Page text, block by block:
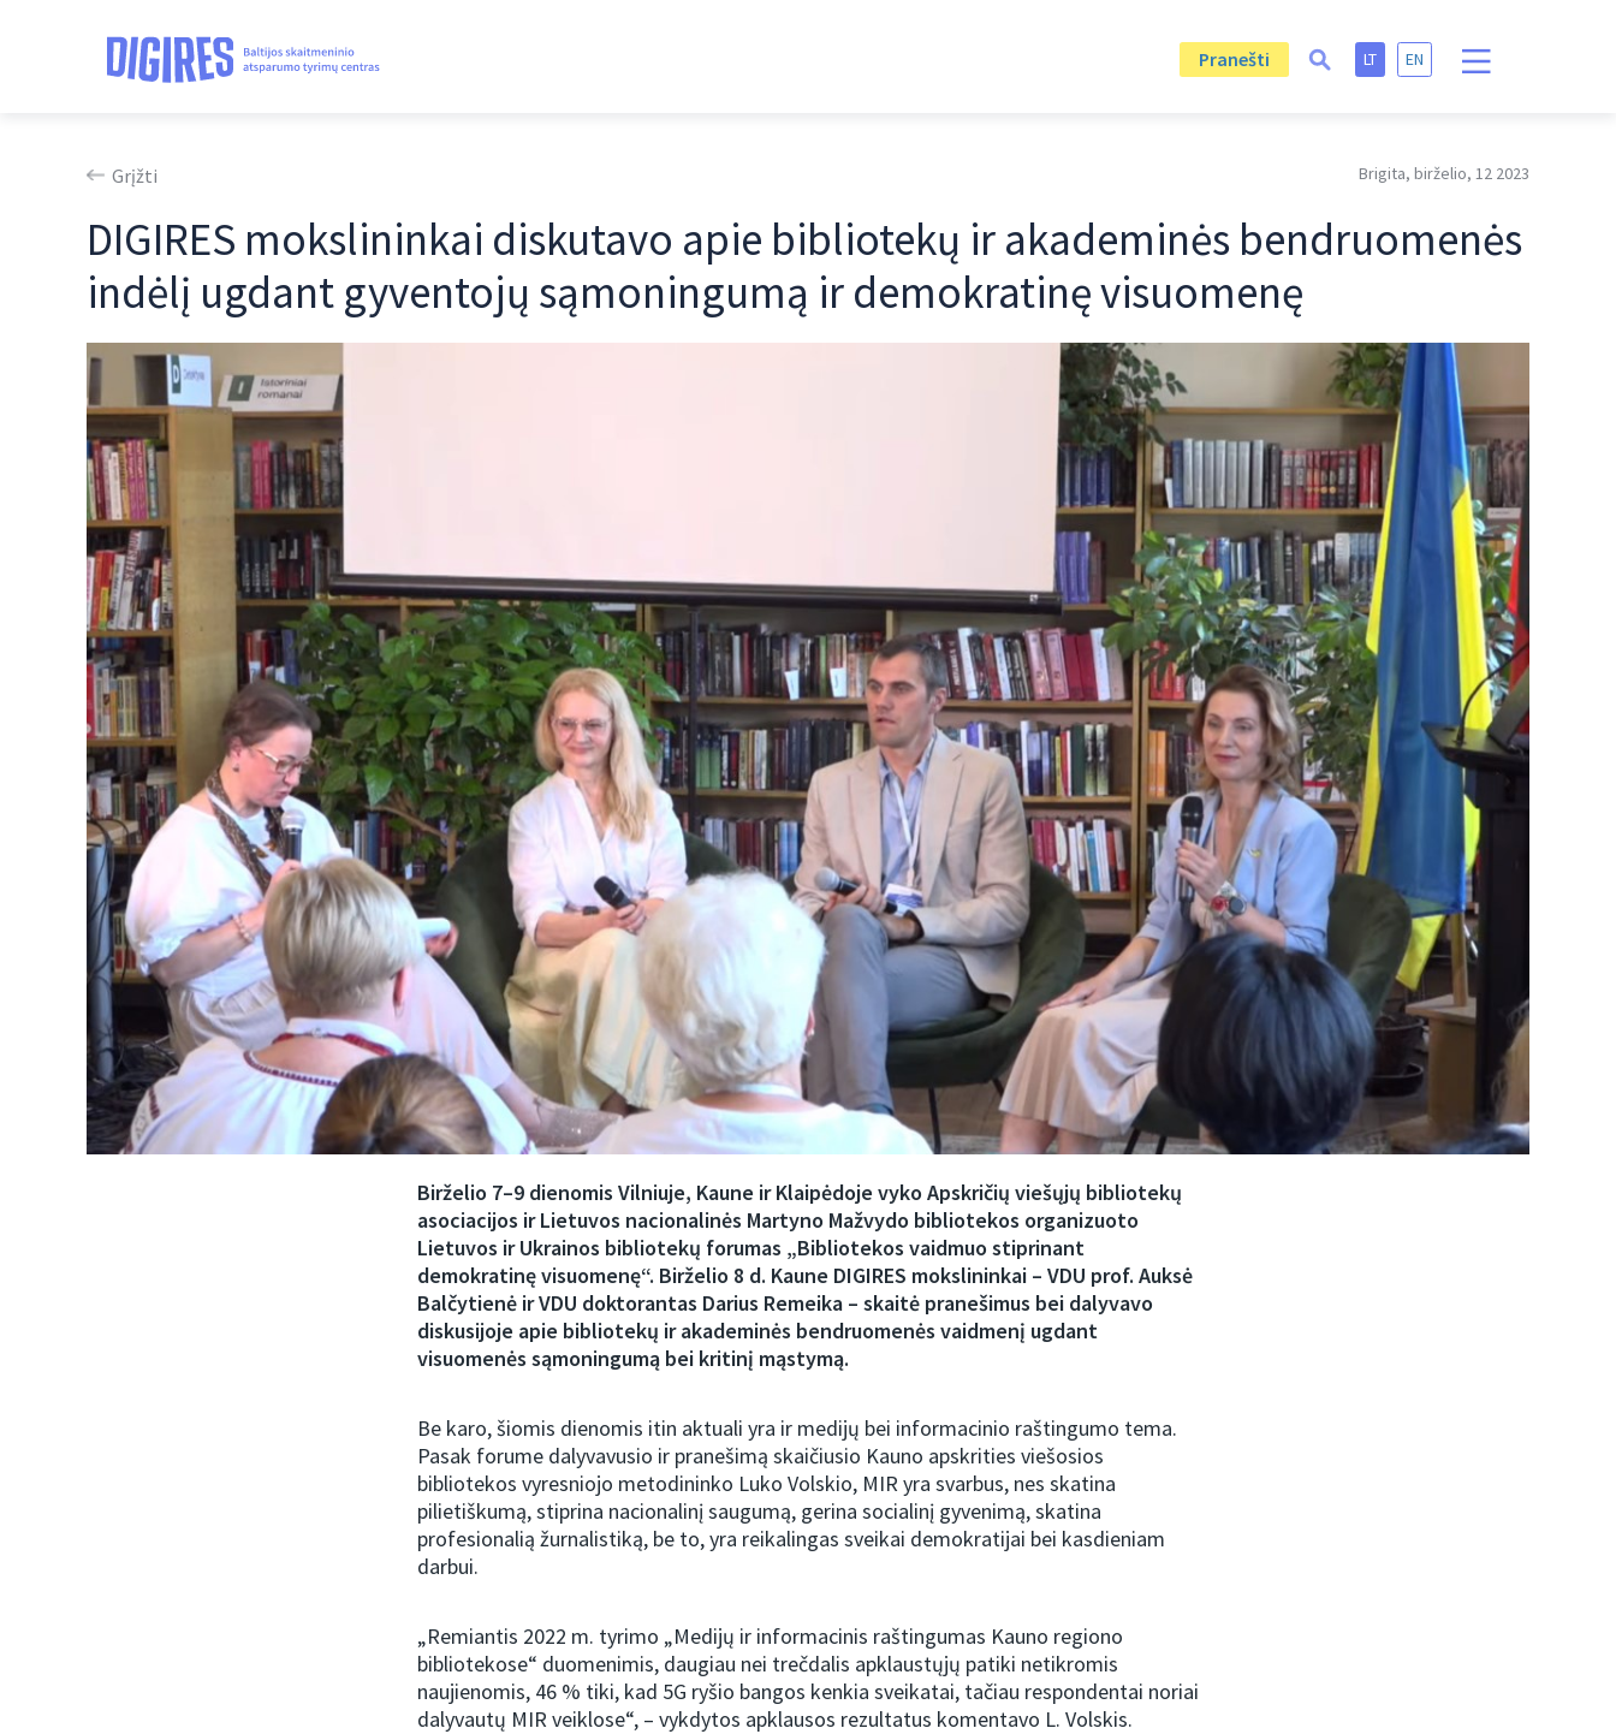
Pranešti LT EN
Grįžti Brigita, birželio, 12 2023
DIGIRES mokslininkai diskutavo apie bibliotekų ir akademinės bendruomenės
indėlį ugdant gyventojų sąmoningumą ir demokratinę visuomenę
Birželio 7–9 dienomis Vilniuje, Kaune ir Klaipėdoje vyko Apskričių viešųjų bibliotekų
asociacijos ir Lietuvos nacionalinės Martyno Mažvydo bibliotekos organizuoto
Lietuvos ir Ukrainos bibliotekų forumas „Bibliotekos vaidmuo stiprinant
demokratinę visuomenę“. Birželio 8 d. Kaune DIGIRES mokslininkai – VDU prof. Auksė
Balčytienė ir VDU doktorantas Darius Remeika – skaitė pranešimus bei dalyvavo
diskusijoje apie bibliotekų ir akademinės bendruomenės vaidmenį ugdant
visuomenės sąmoningumą bei kritinį mąstymą.
Be karo, šiomis dienomis itin aktuali yra ir medijų bei informacinio raštingumo tema.
Pasak forume dalyvavusio ir pranešimą skaičiusio Kauno apskrities viešosios
bibliotekos vyresniojo metodininko Luko Volskio, MIR yra svarbus, nes skatina
pilietiškumą, stiprina nacionalinį saugumą, gerina socialinį gyvenimą, skatina
profesionalią žurnalistiką, be to, yra reikalingas sveikai demokratijai bei kasdieniam
darbui.
„Remiantis 2022 m. tyrimo „Medijų ir informacinis raštingumas Kauno regiono
bibliotekose“ duomenimis, daugiau nei trečdalis apklaustųjų patiki netikromis
naujienomis, 46 % tiki, kad 5G ryšio bangos kenkia sveikatai, tačiau respondentai noriai
dalyvautų MIR veiklose“, – vykdytos apklausos rezultatus komentavo L. Volskis.